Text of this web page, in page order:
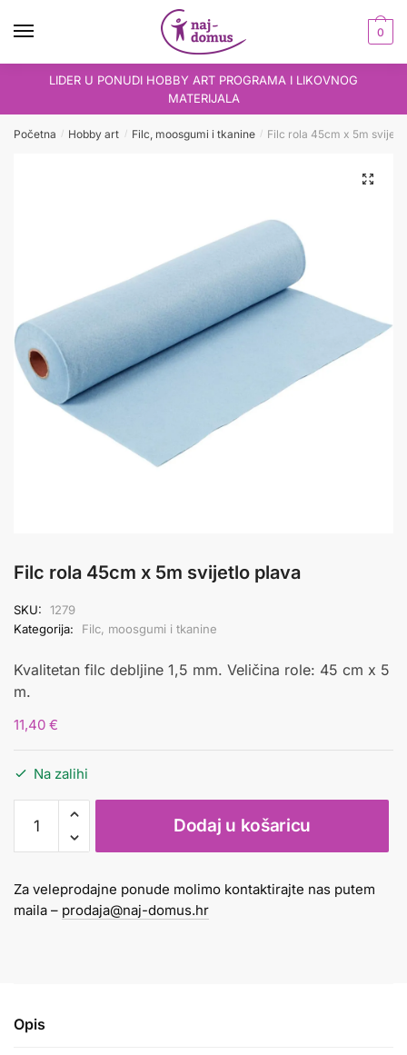
0
LIDER U PONUDI HOBBY ART PROGRAMA I LIKOVNOG
MATERIJALA
Početna / Hobby art / Filc, moosgumi i tkanine / Filc rola 45cm x 5m
Filc rola 45cm x 5m svijetlo plava
SKU:
1279
Kategorija:
Filc, moosgumi i tkanine
Kvalitetan filc debljine 1,5 mm. Veličina role: 45 cm x 5
m.
11,40 €
Na zalihi
rola
45cm
5m
svijetlo
Dodaj u košaricu
Za veleprodajne ponude molimo kontaktirajte nas putem
maila – prodaja@naj-domus.hr
Opis